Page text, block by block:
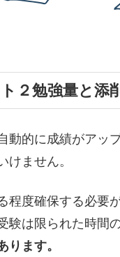
２勉強量と添
動的に成績がアッ
けません。
程度確保する必要
は限られた時間
ります。